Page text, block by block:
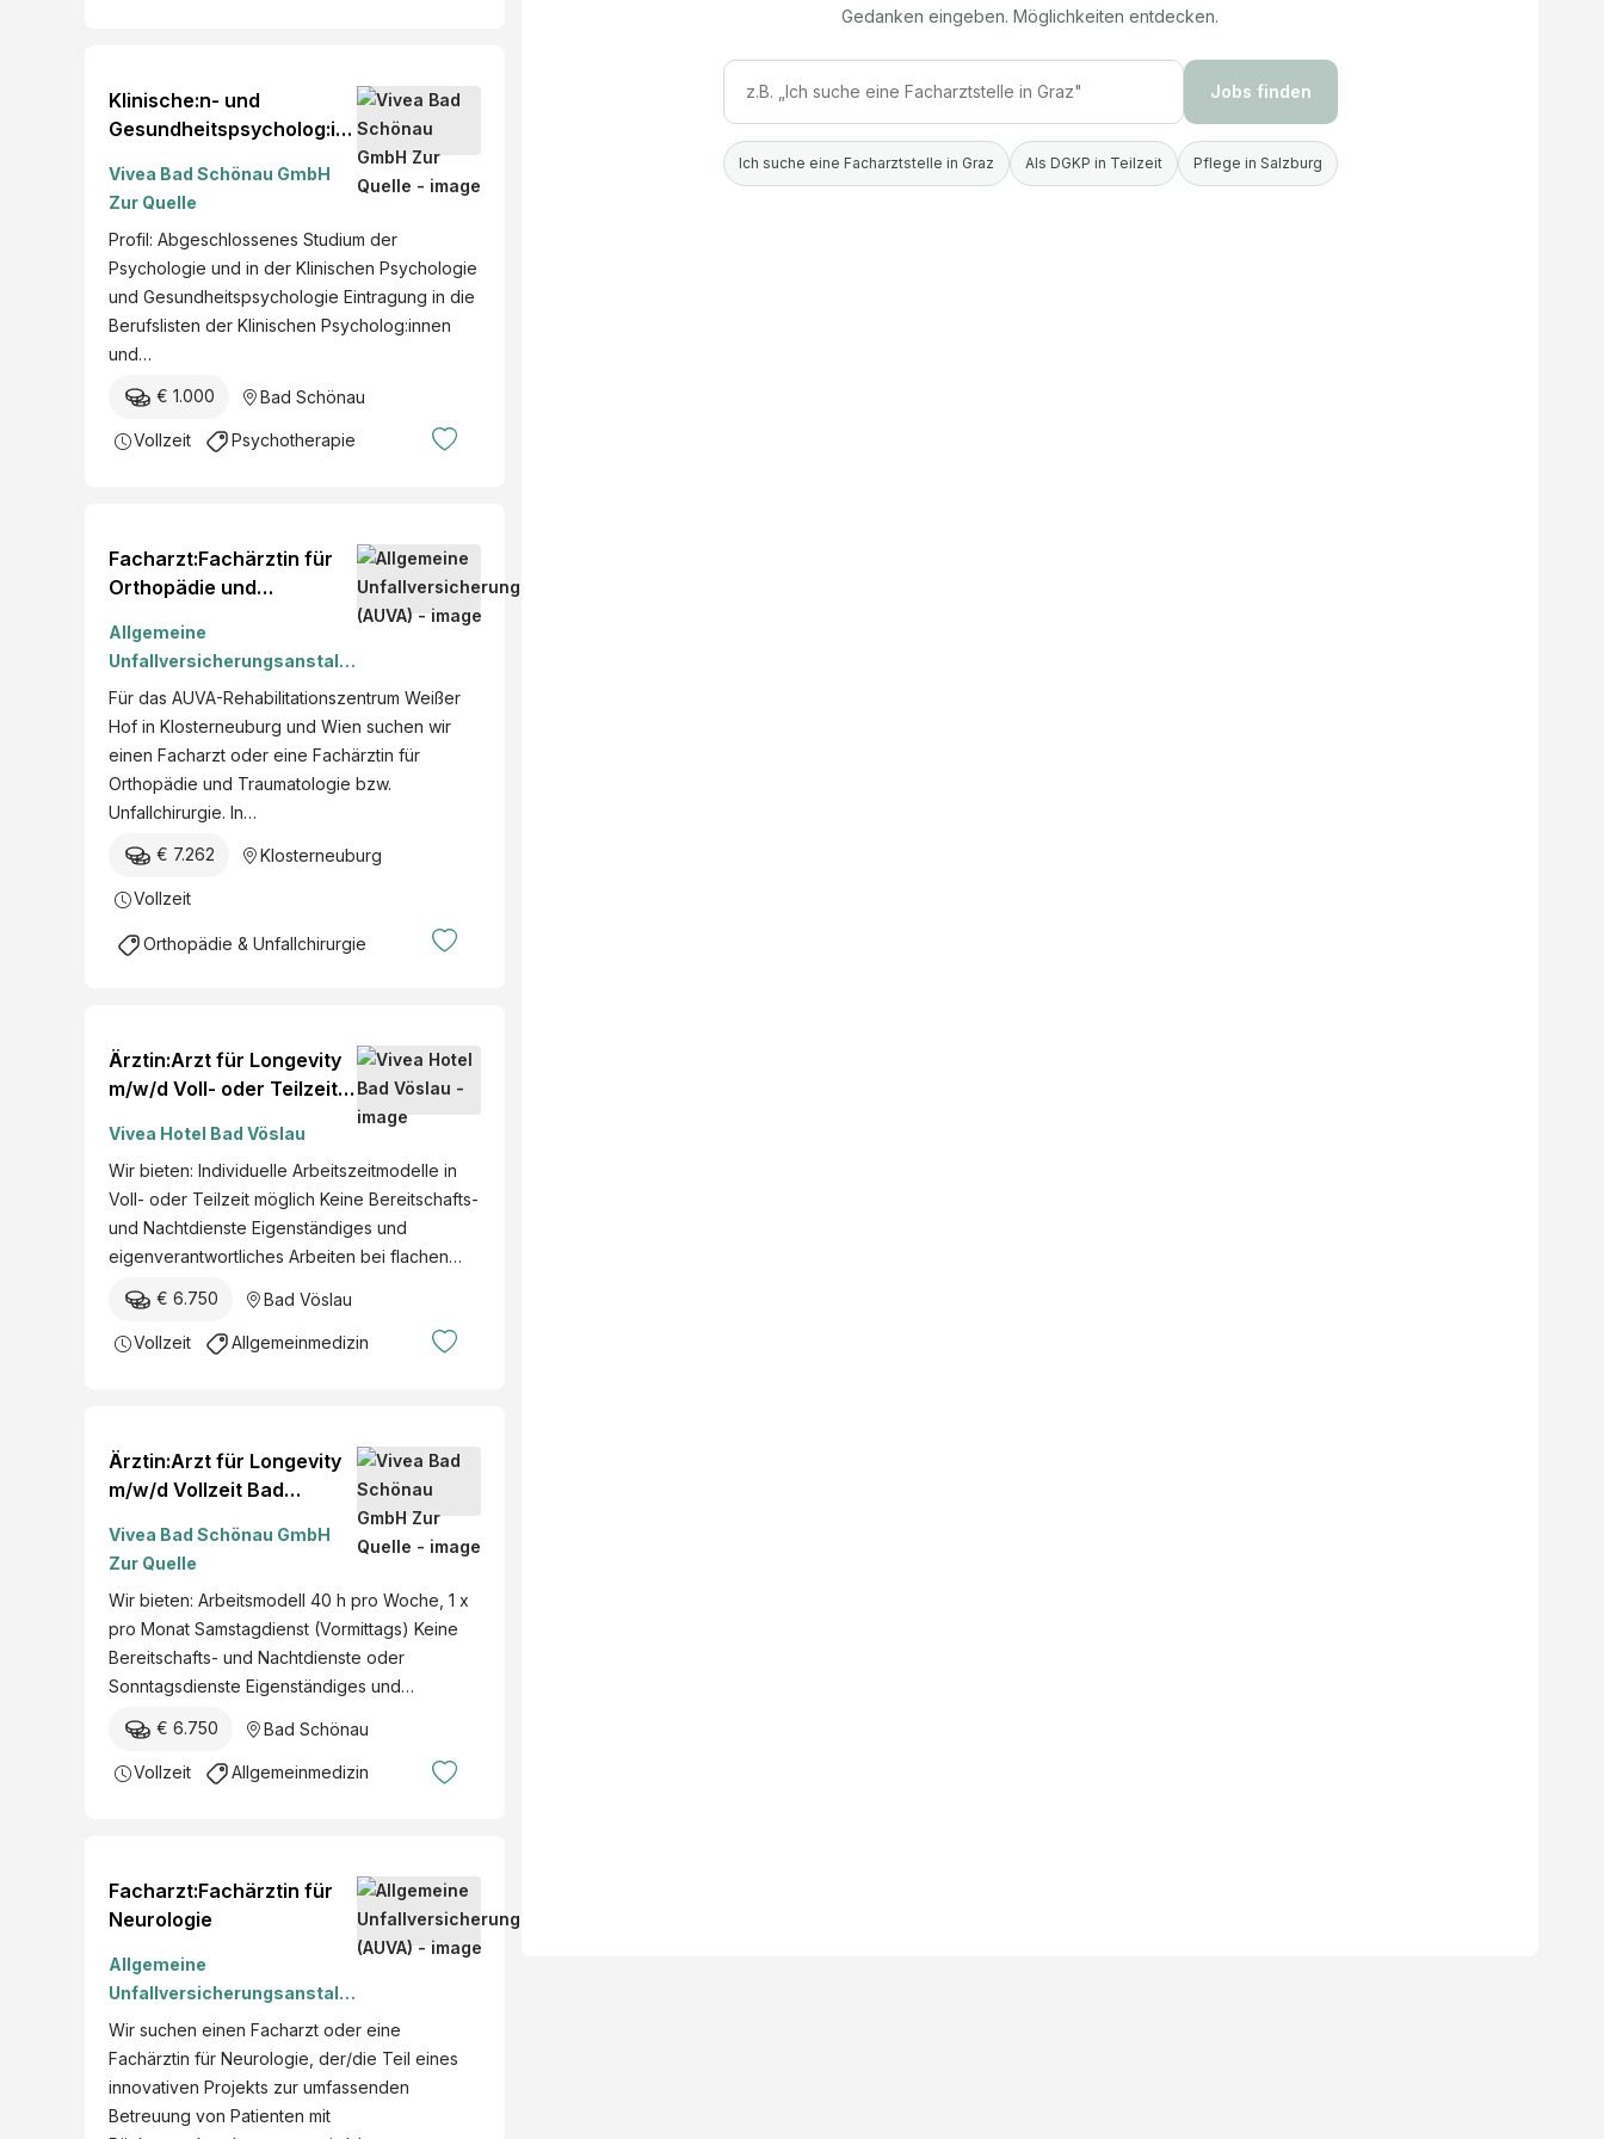
Klinische:n- und
Gesundheitspsycholog:in
Schönau Zur Quelle, NÖ
mehr
Vivea Bad Schönau GmbH
Zur Quelle
Profil: Abgeschlossenes Studium der
Psychologie und in der Klinischen Psychologie
und Gesundheitspsychologie Eintragung in die
Berufslisten der Klinischen Psycholog:innen
und…
€ 1.000 Bad Schönau
Vollzeit Psychotherapie
Facharzt:Fachärztin für
Orthopädie und
Unfallchirurgie
Allgemeine
Unfallversicherungsanstalt
(AUVA)
Für das AUVA-Rehabilitationszentrum Weißer
Hof in Klosterneuburg und Wien suchen wir
einen Facharzt oder eine Fachärztin für
Orthopädie und Traumatologie bzw.
Unfallchirurgie. In…
€ 7.262 Klosterneuburg
Vollzeit
Orthopädie & Unfallchirurgie
Ärztin:Arzt für Longevity
m/w/d Voll- oder Teilzeit
Vöslau NÖ mehr
Vivea Hotel Bad Vöslau
Wir bieten: Individuelle Arbeitszeitmodelle in
Voll- oder Teilzeit möglich Keine Bereitschafts-
und Nachtdienste Eigenständiges und
eigenverantwortliches Arbeiten bei flachen…
€ 6.750 Bad Vöslau
Vollzeit Allgemeinmedizin
Ärztin:Arzt für Longevity
m/w/d Vollzeit Bad
mehr
Vivea Bad Schönau GmbH
Zur Quelle
Wir bieten: Arbeitsmodell 40 h pro Woche, 1 x
pro Monat Samstagdienst (Vormittags) Keine
Bereitschafts- und Nachtdienste oder
Sonntagsdienste Eigenständiges und…
€ 6.750 Bad Schönau
Vollzeit Allgemeinmedizin
Facharzt:Fachärztin für
Neurologie
Allgemeine
Unfallversicherungsanstalt
(AUVA)
Wir suchen einen Facharzt oder eine
Fachärztin für Neurologie, der/die Teil eines
innovativen Projekts zur umfassenden
Betreuung von Patienten mit
Gedanken eingeben. Möglichkeiten entdecken.
Jobs finden
Ich suche eine Facharztstelle in Graz Als DGKP in Teilzeit Pflege in Salzburg